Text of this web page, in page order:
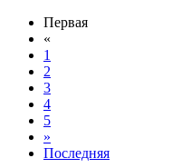
Первая
«
1
2
3
4
5
»
Последняя